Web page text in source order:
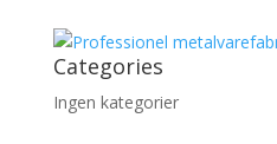
Categories
Ingen kategorier